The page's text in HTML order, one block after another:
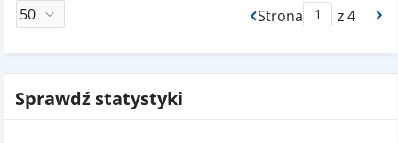
Strona
Max Stronaz 4
Sprawdź statystyki